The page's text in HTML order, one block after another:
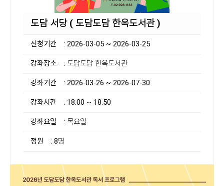
도담 서당 ( 도담도담 한옥도서관 )
신청기간 : 2026-03-05 ~ 2026-03-25
강좌장소 : 도담도담 한옥도서관
강좌기간 : 2026-03-26 ~ 2026-07-30
강좌시간 : 18:00 ~ 18:50
강좌요일 : 목요일
정원 : 8명